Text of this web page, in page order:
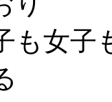
も女子